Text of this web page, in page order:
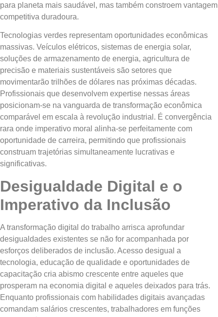
para planeta mais saudável, mas também constroem vantagem
competitiva duradoura.
Tecnologias verdes representam oportunidades econômicas
massivas. Veículos elétricos, sistemas de energia solar,
soluções de armazenamento de energia, agricultura de
precisão e materiais sustentáveis são setores que
movimentarão trilhões de dólares nas próximas décadas.
Profissionais que desenvolvem expertise nessas áreas
posicionam-se na vanguarda de transformação econômica
comparável em escala à revolução industrial. É convergência
rara onde imperativo moral alinha-se perfeitamente com
oportunidade de carreira, permitindo que profissionais
construam trajetórias simultaneamente lucrativas e
significativas.
Desigualdade Digital e o
Imperativo da Inclusão
A transformação digital do trabalho arrisca aprofundar
desigualdades existentes se não for acompanhada por
esforços deliberados de inclusão. Acesso desigual a
tecnologia, educação de qualidade e oportunidades de
capacitação cria abismo crescente entre aqueles que
prosperam na economia digital e aqueles deixados para trás.
Enquanto profissionais com habilidades digitais avançadas
comandam salários crescentes, trabalhadores em funções